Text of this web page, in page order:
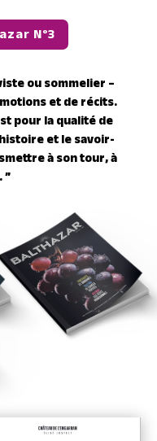
N°3
ou sommelier –
et de récits.
pour la qualité de
et le savoir-
à son tour, à
”